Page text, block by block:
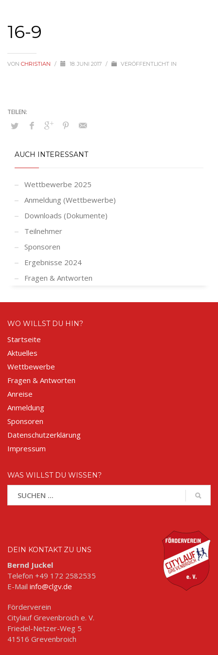
16-9
VON CHRISTIAN / 18. JUNI 2017 / VERÖFFENTLICHT IN
AUCH INTERESSANT
Wettbewerbe 2025
Anmeldung (Wettbewerbe)
Downloads (Dokumente)
Teilnehmer
Sponsoren
Ergebnisse 2024
Fragen & Antworten
WO WILLST DU HIN?
Startseite
Aktuelles
Wettbewerbe
Fragen & Antworten
Anreise
Anmeldung
Sponsoren
Datenschutzerklärung
Impressum
WAS WILLST DU WISSEN?
DEIN KONTAKT ZU UNS
Bernd Juckel
Telefon +49 172 2582535
E-Mail info@clgv.de
Förderverein
Citylauf Grevenbroich e. V.
Friedel-Netzer-Weg 5
41516 Grevenbroich